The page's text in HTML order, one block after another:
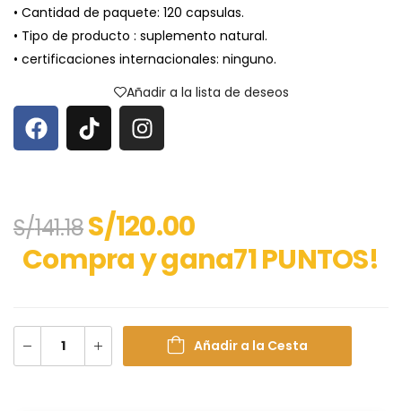
• Cantidad de paquete: 120 capsulas.
• Tipo de producto : suplemento natural.
• certificaciones internacionales: ninguno.
Añadir a la lista de deseos
S/141.18S/120.00
Compra y gana71 PUNTOS!
Añadir a la Cesta